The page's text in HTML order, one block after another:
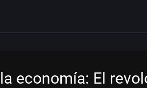
economía: El